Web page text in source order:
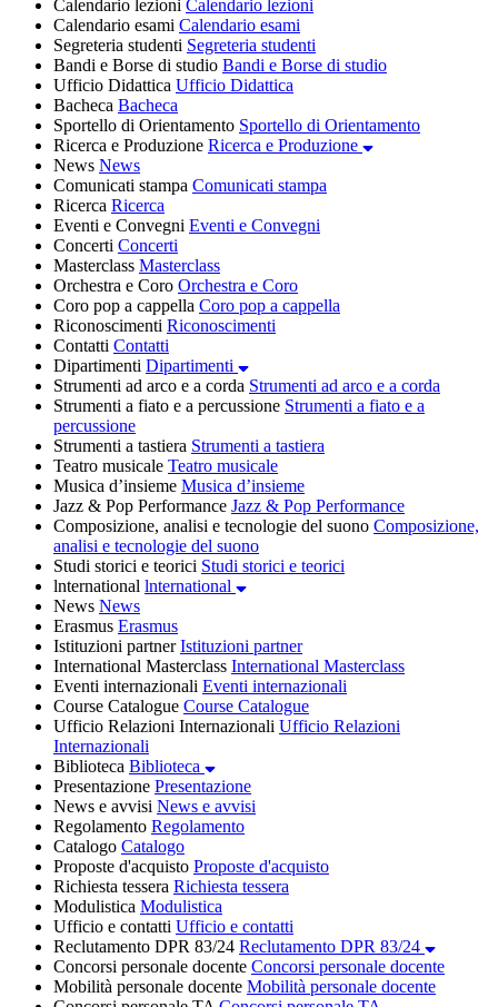
Calendario lezioni Calendario lezioni
Calendario esami Calendario esami
Segreteria studenti Segreteria studenti
Bandi e Borse di studio Bandi e Borse di studio
Ufficio Didattica Ufficio Didattica
Bacheca Bacheca
Sportello di Orientamento Sportello di Orientamento
Ricerca e Produzione Ricerca e Produzione
News News
Comunicati stampa Comunicati stampa
Ricerca Ricerca
Eventi e Convegni Eventi e Convegni
Concerti Concerti
Masterclass Masterclass
Orchestra e Coro Orchestra e Coro
Coro pop a cappella Coro pop a cappella
Riconoscimenti Riconoscimenti
Contatti Contatti
Dipartimenti Dipartimenti
Strumenti ad arco e a corda Strumenti ad arco e a corda
Strumenti a fiato e a percussione Strumenti a fiato e a
percussione
Strumenti a tastiera Strumenti a tastiera
Teatro musicale Teatro musicale
Musica d’insieme Musica d’insieme
Jazz & Pop Performance Jazz & Pop Performance
Composizione, analisi e tecnologie del suono Composizione,
analisi e tecnologie del suono
Studi storici e teorici Studi storici e teorici
lnternational lnternational
News News
Erasmus Erasmus
Istituzioni partner Istituzioni partner
International Masterclass International Masterclass
Eventi internazionali Eventi internazionali
Course Catalogue Course Catalogue
Ufficio Relazioni Internazionali Ufficio Relazioni
Internazionali
Biblioteca Biblioteca
Presentazione Presentazione
News e avvisi News e avvisi
Regolamento Regolamento
Catalogo Catalogo
Proposte d'acquisto Proposte d'acquisto
Richiesta tessera Richiesta tessera
Modulistica Modulistica
Ufficio e contatti Ufficio e contatti
Reclutamento DPR 83/24 Reclutamento DPR 83/24
Concorsi personale docente Concorsi personale docente
Mobilità personale docente Mobilità personale docente